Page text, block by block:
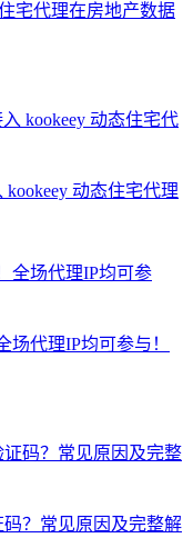
宅代理在房地产数据
kookeey 动态住宅代理
场代理IP均可参与！
码？常见原因及完整解